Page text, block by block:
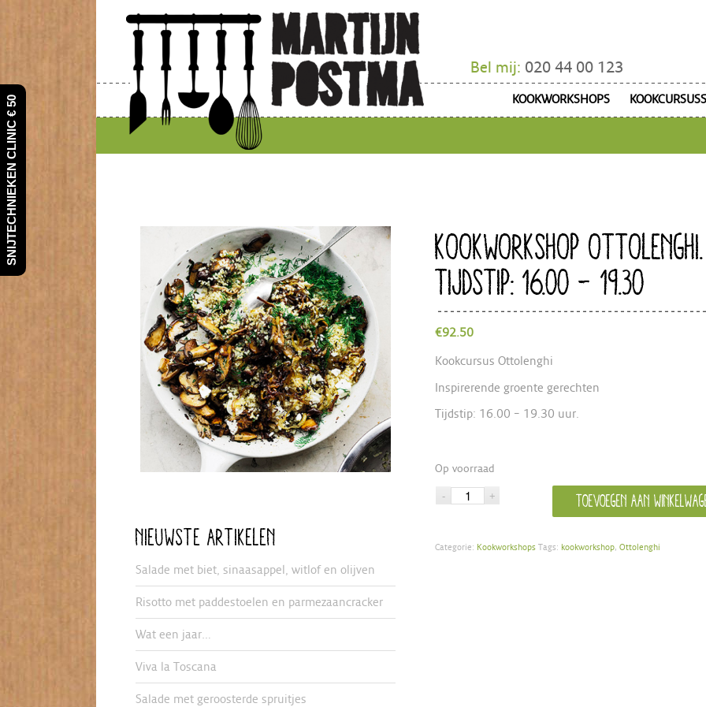
Bel mij: 020 44 00 123
KOOKWORKSHOPS
NIEUWSTE ARTIKELEN
Salade met biet, sinaasappel, witlof en olijven
Risotto met paddestoelen en parmezaancracker
Wat een jaar…
Viva la Toscana
Salade met geroosterde spruitjes
KOOKWORKSHOP
TIJDSTIP: 16.00 – 19.30
€92.50
Kookcursus Ottolenghi
Inspirerende groente gerechten
Tijdstip: 16.00 – 19.30 uur.
Op voorraad
Toevoegen aan
Categorie: Kookworkshops Tags: kookworkshop, Ottolenghi
SNIJTECHNIEKEN CLINIC € 50